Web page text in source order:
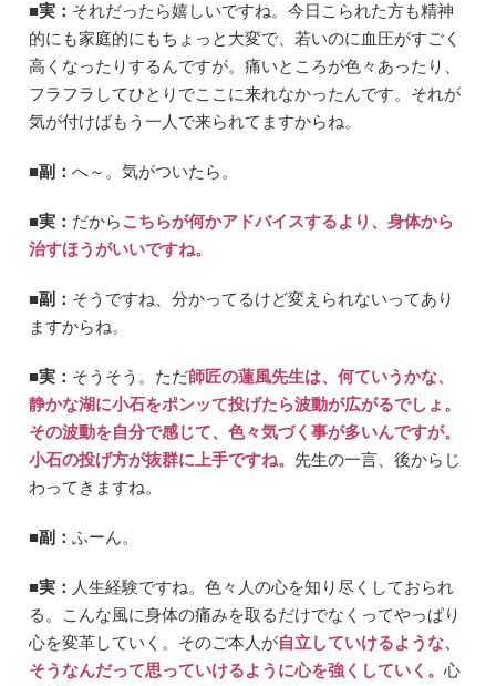
■実： それだったら嬉しいですね。今日こられた方も精神
的にも家庭的にもちょっと大変で、若いのに血圧がすごく
高くなったりするんですが。痛いところが色々あったり、
フラフラしてひとりでここに来れなかったんです。それが
気が付けばもう一人で来られてますからね。
■副：へ～。気がついたら。
■実： だからこちらが何かアドバイスするより、身体から
治すほうがいいですね。
■副： そうですね、分かってるけど変えられないってあり
ますからね。
■実： そうそう。ただ師匠の蓮風先生は、何ていうかな、
静かな湖に小石をポンッて投げたら波動が広がるでしょ。
その波動を自分で感じて、色々気づく事が多いんですが。
小石の投げ方が抜群に上手ですね。 先生の一言、後からじ
わってきますね。
■副：ふーん。
■実： 人生経験ですね。色々人の心を知り尽くしておられ
る。こんな風に身体の痛みを取るだけでなくってやっぱり
心を変革していく。そのご本人が自立していけるような、
そうなんだって思っていけるように心を強くしていく。心